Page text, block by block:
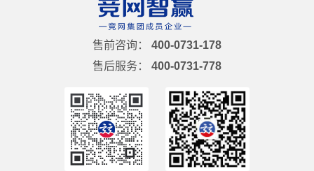
售前咨询：
400-0731-178
售后服务：
400-0731-778